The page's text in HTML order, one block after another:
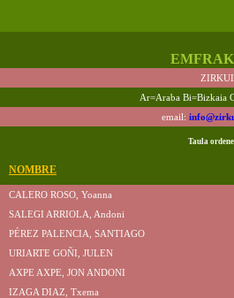
Ar=Araba Bi=Bizkaia
email:
Taula
NOMBRE
CALERO ROSO, Yoanna
SALEGI ARRIOLA, Andoni
PÉREZ PALENCIA, SANTIAGO
URIARTE GOÑI, JULEN
AXPE AXPE, JON ANDONI
IZAGA DIAZ, Txema